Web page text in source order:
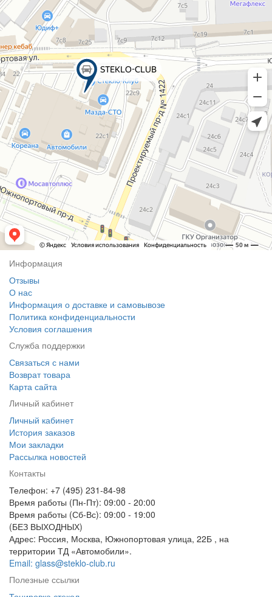
Информация
Отзывы
О нас
Информация о доставке и самовывозе
Политика конфиденциальности
Условия соглашения
Служба поддержки
Связаться с нами
Возврат товара
Карта сайта
Личный кабинет
Личный кабинет
История заказов
Мои закладки
Рассылка новостей
Контакты
Телефон: +7 (495) 231-84-98
Время работы (Пн-Пт): 09:00 - 20:00
Время работы (Сб-Вс): 09:00 - 19:00
(БЕЗ ВЫХОДНЫХ)
Адрес: Россия, Москва, Южнопортовая улица, 22Б , на
территории ТД «Автомобили».
Email: glass@steklo-club.ru
Полезные ссылки